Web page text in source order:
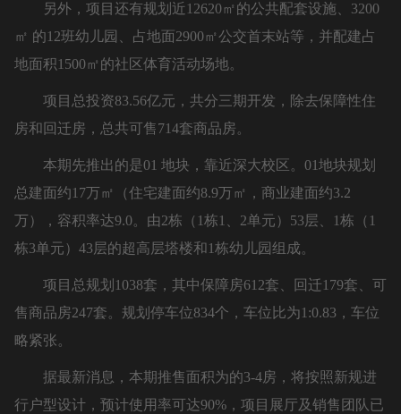
另外，项目还有规划近12620㎡的公共配套设施、3200
㎡ 的12班幼儿园、占地面2900㎡公交首末站等，并配建占
地面积1500㎡的社区体育活动场地。
项目总投资83.56亿元，共分三期开发，除去保障性住
房和回迁房，总共可售714套商品房。
本期先推出的是01 地块，靠近深大校区。01地块规划
总建面约17万㎡（住宅建面约8.9万㎡，商业建面约3.2
万），容积率达9.0。由2栋（1栋1、2单元）53层、1栋（1
栋3单元）43层的超高层塔楼和1栋幼儿园组成。
项目总规划1038套，其中保障房612套、回迁179套、可
售商品房247套。规划停车位834个，车位比为1:0.83，车位
略紧张。
据最新消息，本期推售面积为的3-4房，将按照新规进
行户型设计，预计使用率可达90%，项目展厅及销售团队已